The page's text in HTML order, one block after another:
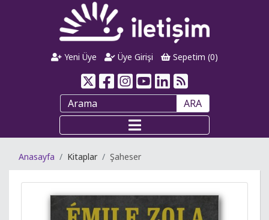
Yeni Üye Üye Girişi Sepetim (0)
ARA
Anasayfa Kitaplar Şaheser